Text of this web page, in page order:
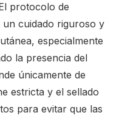
protocolo de
un cuidado riguroso y
especialmente
la presencia del
únicamente de
estricta y el sellado
para evitar que las